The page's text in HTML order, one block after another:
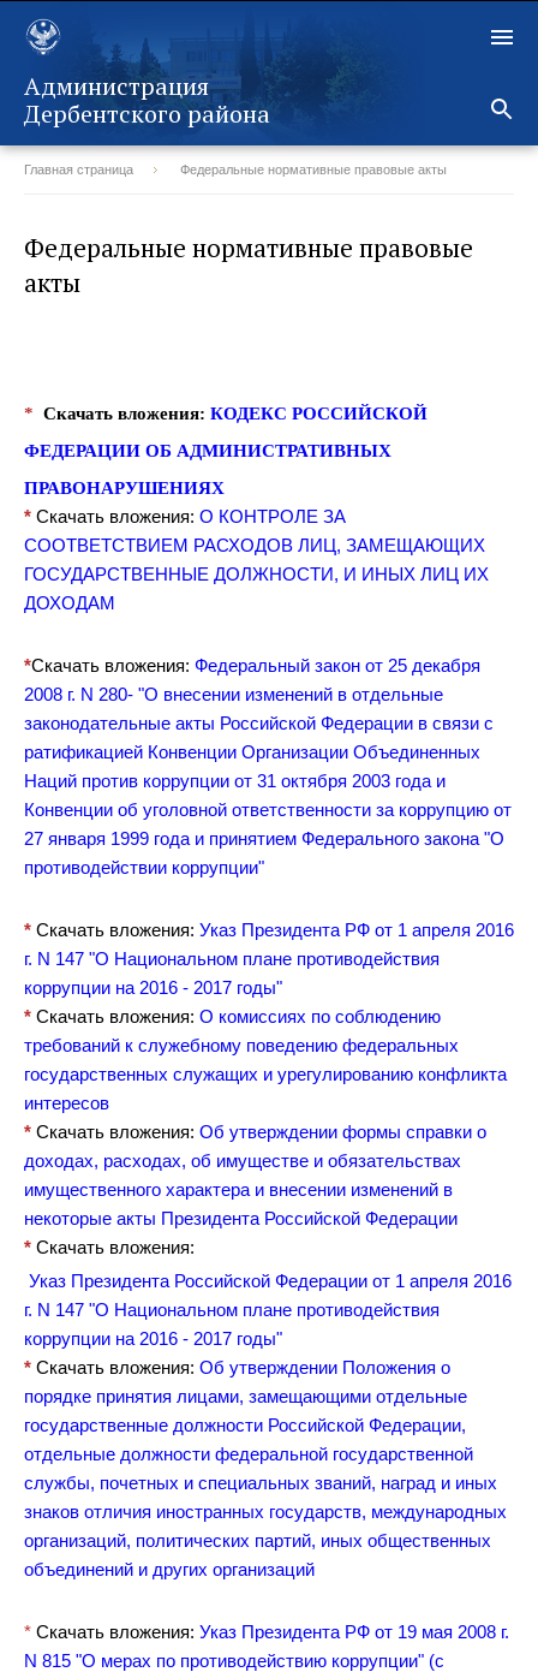
Администрация
Дербентского района
Главная страница Федеральные нормативные правовые акты
Федеральные нормативные правовые
акты
* Скачать вложения: КОДЕКС РОССИЙСКОЙ
ФЕДЕРАЦИИ ОБ АДМИНИСТРАТИВНЫХ
ПРАВОНАРУШЕНИЯХ
* Скачать вложения: О КОНТРОЛЕ ЗА
СООТВЕТСТВИЕМ РАСХОДОВ ЛИЦ, ЗАМЕЩАЮЩИХ
ГОСУДАРСТВЕННЫЕ ДОЛЖНОСТИ, И ИНЫХ ЛИЦ ИХ
ДОХОДАМ
*Скачать вложения: Федеральный закон от 25 декабря
2008 г. N 280- "О внесении изменений в отдельные
законодательные акты Российской Федерации в связи с
ратификацией Конвенции Организации Объединенных
Наций против коррупции от 31 октября 2003 года и
Конвенции об уголовной ответственности за коррупцию от
27 января 1999 года и принятием Федерального закона "О
противодействии коррупции"
* Скачать вложения: Указ Президента РФ от 1 апреля 2016
г. N 147 "О Национальном плане противодействия
коррупции на 2016 - 2017 годы"
* Скачать вложения: О комиссиях по соблюдению
требований к служебному поведению федеральных
государственных служащих и урегулированию конфликта
интересов
* Скачать вложения: Об утверждении формы справки о
доходах, расходах, об имуществе и обязательствах
имущественного характера и внесении изменений в
некоторые акты Президента Российской Федерации
* Скачать вложения:
Указ Президента Российской Федерации от 1 апреля 2016
г. N 147 "О Национальном плане противодействия
коррупции на 2016 - 2017 годы"
* Скачать вложения: Об утверждении Положения о
порядке принятия лицами, замещающими отдельные
государственные должности Российской Федерации,
отдельные должности федеральной государственной
службы, почетных и специальных званий, наград и иных
знаков отличия иностранных государств, международных
организаций, политических партий, иных общественных
объединений и других организаций
* Скачать вложения: Указ Президента РФ от 19 мая 2008 г.
N 815 "О мерах по противодействию коррупции" (с